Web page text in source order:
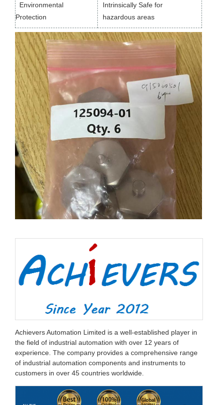
Environmental
Protection
Intrinsically Safe for
hazardous areas
Achievers Automation Limited is a well-established player in
the field of industrial automation with over 12 years of
experience. The company provides a comprehensive range
of industrial automation components and instruments to
customers in over 45 countries worldwide.